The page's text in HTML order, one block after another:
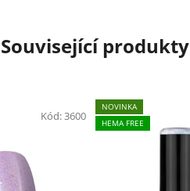
Související produkty
Kód:3600
NOVINKA
HEMA FREE